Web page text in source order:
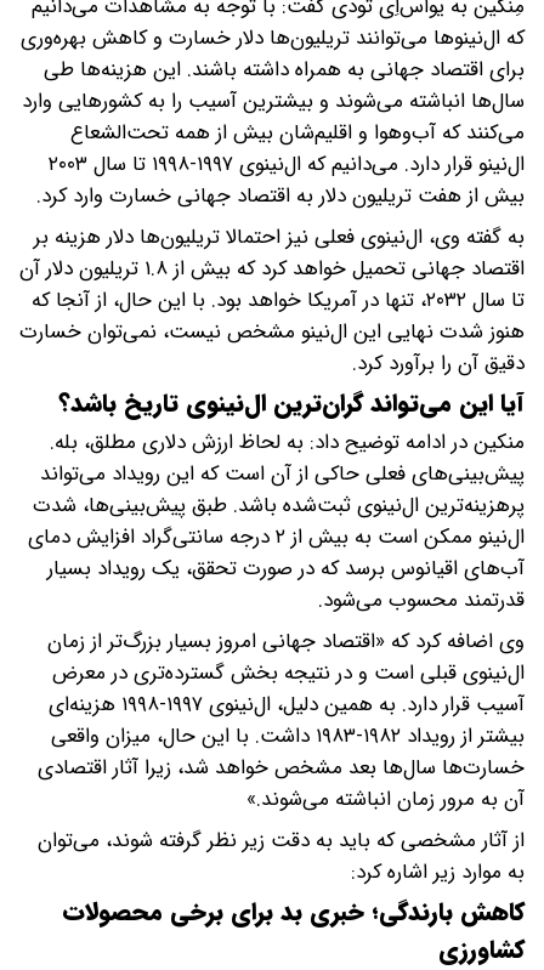
که ال‌نینوها می‌توانند تریلیون‌ها دلار خسارت و کاهش بهره‌وری
برای اقتصاد جهانی به همراه داشته باشند. این هزینه‌ها طی
سال‌ها انباشته می‌شوند و بیشترین آسیب را به کشورهایی وارد
می‌کنند که آب‌وهوا و اقلیم‌شان بیش از همه تحت‌الشعاع
ال‌نینو قرار دارد. می‌دانیم که ال‌نینوی ۱۹۹۷-۱۹۹۸ تا سال ۲۰۰۳
بیش از هفت تریلیون دلار به اقتصاد جهانی خسارت وارد کرد.
به گفته وی، ال‌نینوی فعلی نیز احتمالا تریلیون‌ها دلار هزینه بر
اقتصاد جهانی تحمیل خواهد کرد که بیش از ۱.۸ تریلیون دلار آن
تا سال ۲۰۳۲، تنها در آمریکا خواهد بود. با این حال، از آنجا که
هنوز شدت نهایی این ال‌نینو مشخص نیست، نمی‌توان خسارت
دقیق آن را برآورد کرد.
آیا این می‌تواند گران‌ترین ال‌نینوی تاریخ باشد؟
منکین در ادامه توضیح داد: به لحاظ ارزش دلاری مطلق، بله.
پیش‌بینی‌های فعلی حاکی از آن است که این رویداد می‌تواند
پرهزینه‌ترین ال‌نینوی ثبت‌شده باشد. طبق پیش‌بینی‌ها، شدت
ال‌نینو ممکن است به بیش از ۲ درجه سانتی‌گراد افزایش دمای
آب‌های اقیانوس برسد که در صورت تحقق، یک رویداد بسیار
قدرتمند محسوب می‌شود.
وی اضافه کرد که «اقتصاد جهانی امروز بسیار بزرگ‌تر از زمان
ال‌نینوی قبلی است و در نتیجه بخش گسترده‌تری در معرض
آسیب قرار دارد. به همین دلیل، ال‌نینوی ۱۹۹۷-۱۹۹۸ هزینه‌ای
بیشتر از رویداد ۱۹۸۲-۱۹۸۳ داشت. با این حال، میزان واقعی
خسارت‌ها سال‌ها بعد مشخص خواهد شد، زیرا آثار اقتصادی
آن به مرور زمان انباشته می‌شوند.»
از آثار مشخصی که باید به دقت زیر نظر گرفته شوند، می‌توان
به موارد زیر اشاره کرد:
کاهش بارندگی؛ خبری بد برای برخی محصولات
کشاورزی